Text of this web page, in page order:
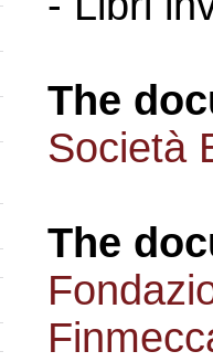
The
Società
The